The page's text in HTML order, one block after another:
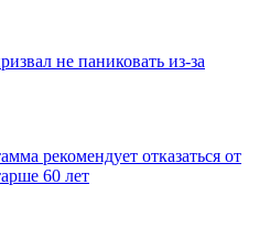
не паниковать из-за
рекомендует отказаться от
60 лет